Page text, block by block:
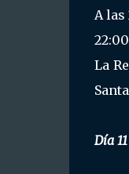
A
La
Día